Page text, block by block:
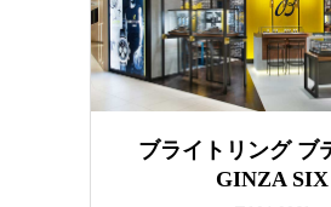
ブライトリング ブ
GINZA SIX